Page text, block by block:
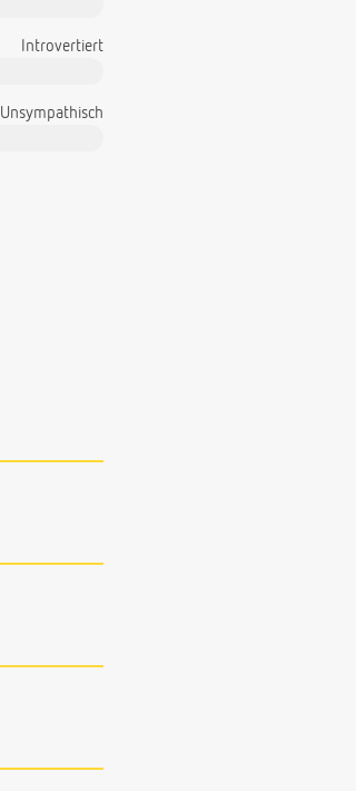
Introvertiert
Unsympathisch